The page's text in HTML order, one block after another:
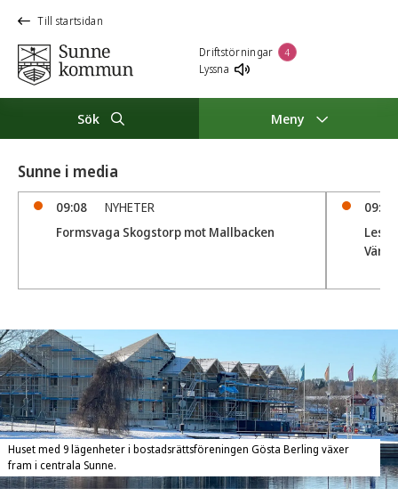
Till startsidan
Driftstörningar 4
Lyssna
Sök Meny
Sunne i media
09:08
NYHETER
Formsvaga Skogstorp mot Mallbacken
09:04
Huset med 9 lägenheter i bostadsrättsföreningen Gösta Berling växer
fram i centrala Sunne.